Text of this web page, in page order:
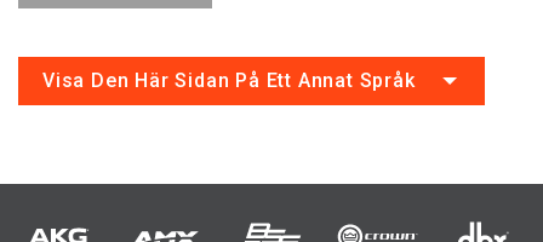
Visa Den Här Sidan På Ett Annat Språk